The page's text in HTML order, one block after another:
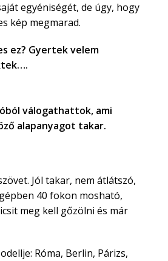
egyéniségét, de úgy, hogy
kép megmarad.
ez? Gyertek velem
válogathattok, ami
alapanyagot takar.
Jól takar, nem átlátszó,
40 fokon mosható,
meg kell gőzölni és már
Róma, Berlin, Párizs,